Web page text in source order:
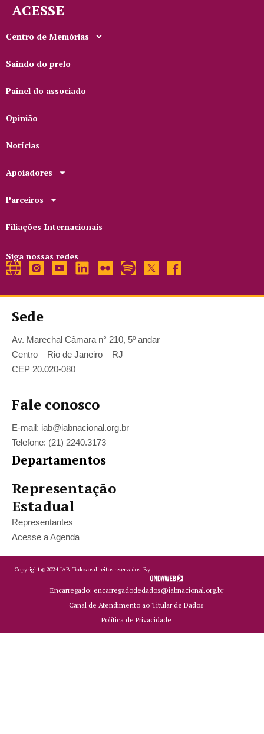
ACESSE
Centro de Memórias
Saindo do prelo
Painel do associado
Opinião
Notícias
Apoiadores
Parceiros
Filiações Internacionais
Siga nossas redes
Sede
Av. Marechal Câmara n° 210, 5º andar
Centro – Rio de Janeiro – RJ
CEP 20.020-080
Fale conosco
E-mail: iab@iabnacional.org.br
Telefone: (21) 2240.3173
Departamentos
Representação
Estadual
Representantes
Acesse a Agenda
Copyright ©2024 IAB.Todos os direitos reservados. By
Encarregado: encarregadodedados@iabnacional.org.br
Canal de Atendimento ao Titular de Dados
Política de Privacidade